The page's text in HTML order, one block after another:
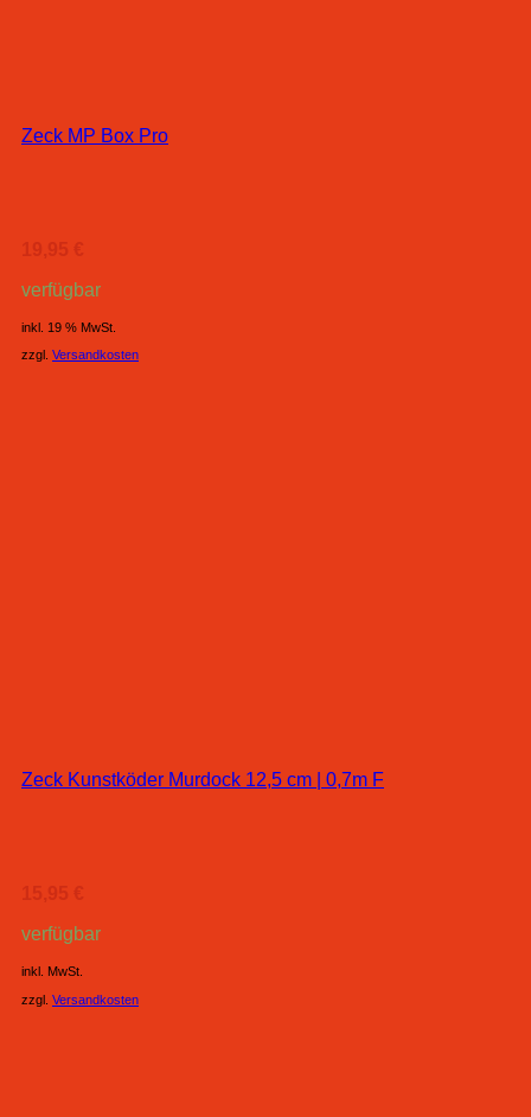
Zeck MP Box Pro
19,95 €
verfügbar
inkl. 19 % MwSt.
zzgl. Versandkosten
Zeck Kunstköder Murdock 12,5 cm | 0,7m F
15,95 €
verfügbar
inkl. MwSt.
zzgl. Versandkosten